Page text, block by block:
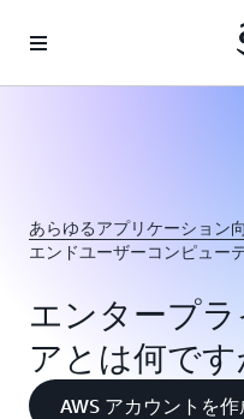
あらゆるアプリケーション
エンドユーザーコンピュー
エンタープ
アとは何です
AWS アカウントを作